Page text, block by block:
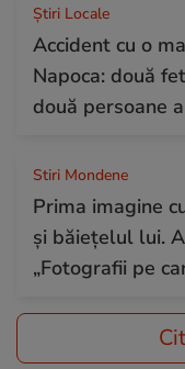
Știri Locale
Accident cu o
Napoca: două
două persoane
Stiri Mondene
Prima imagine
și băiețelul lui.
„Fotografii pe